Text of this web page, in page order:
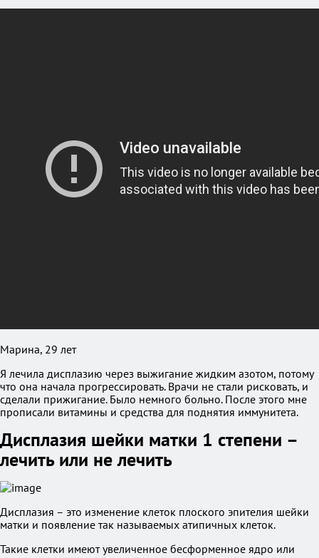
Марина, 29 лет
Я лечила дисплазию через выжигание жидким азотом, потому
что она начала прогрессировать. Врачи не стали рисковать, и
сделали прижигание. Было немного больно. После этого мне
прописали витамины и средства для поднятия иммунитета.
Дисплазия шейки матки 1 степени –
лечить или не лечить
Дисплазия – это изменение клеток плоского эпителия шейки
матки и появление так называемых атипичных клеток.
Такие клетки имеют увеличенное бесформенное ядро или